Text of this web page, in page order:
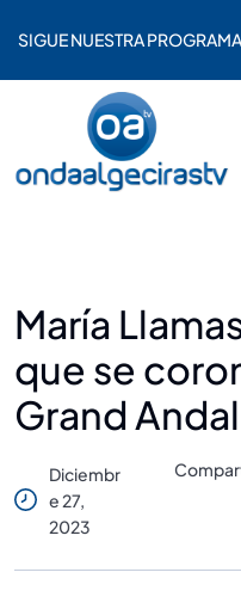
SIGUE NUESTRA
María
que se
Grand
Diciembr
E 27,
2023